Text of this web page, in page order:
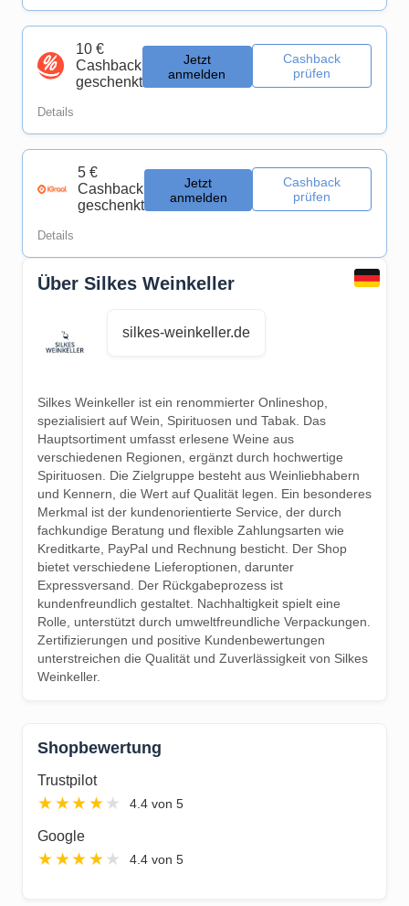
10 €
Cashback
geschenkt
Jetzt
anmelden
Cashback
prüfen
Details
5 €
Cashback
geschenkt
Jetzt
anmelden
Cashback
prüfen
Details
Über Silkes Weinkeller
silkes-weinkeller.de
Silkes Weinkeller ist ein renommierter Onlineshop,
spezialisiert auf Wein, Spirituosen und Tabak. Das
Hauptsortiment umfasst erlesene Weine aus
verschiedenen Regionen, ergänzt durch hochwertige
Spirituosen. Die Zielgruppe besteht aus Weinliebhabern
und Kennern, die Wert auf Qualität legen. Ein besonderes
Merkmal ist der kundenorientierte Service, der durch
fachkundige Beratung und flexible Zahlungsarten wie
Kreditkarte, PayPal und Rechnung besticht. Der Shop
bietet verschiedene Lieferoptionen, darunter
Expressversand. Der Rückgabeprozess ist
kundenfreundlich gestaltet. Nachhaltigkeit spielt eine
Rolle, unterstützt durch umweltfreundliche Verpackungen.
Zertifizierungen und positive Kundenbewertungen
unterstreichen die Qualität und Zuverlässigkeit von Silkes
Weinkeller.
Shopbewertung
Trustpilot
★★★★ ★ 4.4 von 5
Google
★★★★ ★ 4.4 von 5